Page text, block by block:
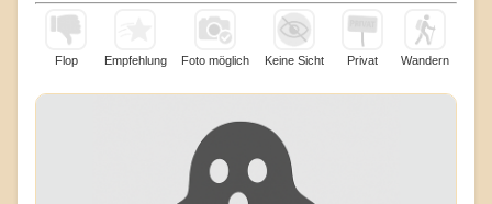
Flop Empfehlung Foto möglich Keine Sicht Privat Wandern